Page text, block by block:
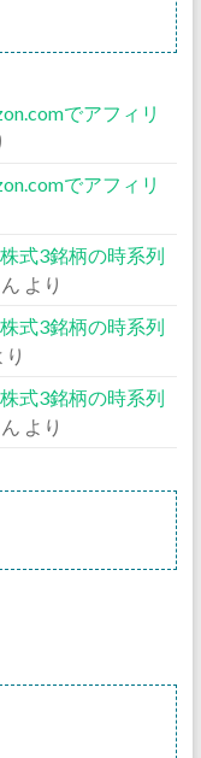
でアフィリ
でアフィリ
式3銘柄の時系列
より
式3銘柄の時系列
り
式3銘柄の時系列
より